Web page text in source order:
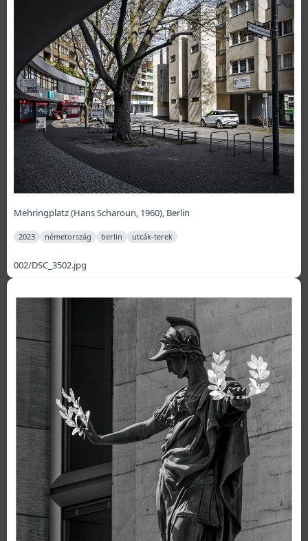
Mehringplatz (Hans Scharoun, 1960), Berlin
2023 németország berlin utcák-terek
002/DSC_3502.jpg